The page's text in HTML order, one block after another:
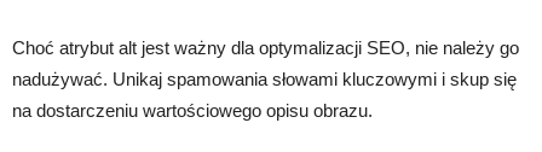
Choć atrybut alt jest ważny dla optymalizacji SEO, nie należy go
nadużywać. Unikaj spamowania słowami kluczowymi i skup się
na dostarczeniu wartościowego opisu obrazu.